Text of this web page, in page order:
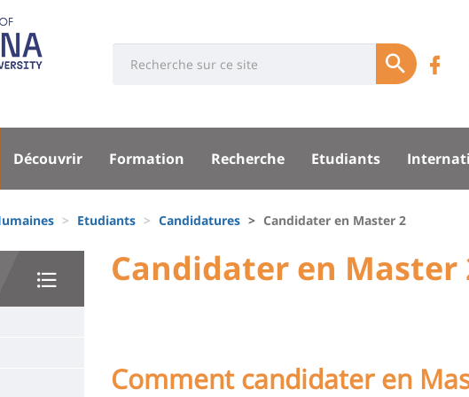
Université
Soumettre
Menu
principal
Découvrir Formation Recherche Etudiants
Etudiants Candidatures Candidater en Master 2
University
Titre
Candidater en Master
Contenu
de
Comment candidater en